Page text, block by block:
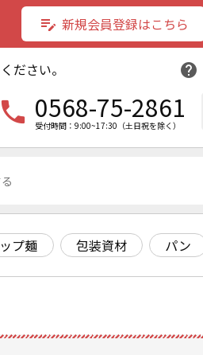
edit_note 新規会員登録はこちら
ださい。 help
phone 0568-75-2861
受付時間：9:00~17:30（土日祝を除く）
プ麺 包装資材 パン